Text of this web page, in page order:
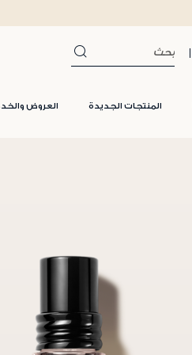
المنتجات الجديدة العروض